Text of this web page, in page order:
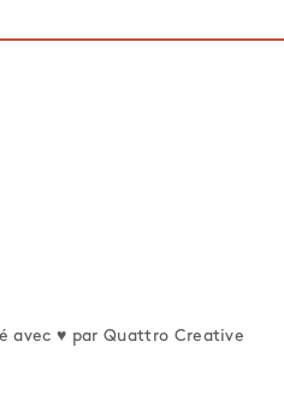
avec ♥ parQuattro Creative